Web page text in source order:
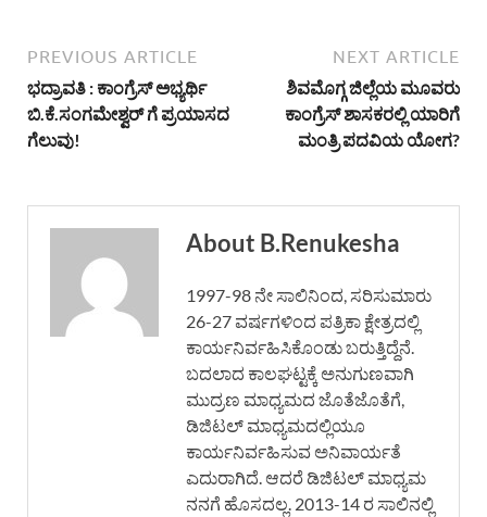
PREVIOUS ARTICLE
ಭದ್ರಾವತಿ : ಕಾಂಗ್ರೆಸ್ ಅಭ್ಯರ್ಥಿ
ಬಿ.ಕೆ.ಸಂಗಮೇಶ್ವರ್ ಗೆ ಪ್ರಯಾಸದ
ಗೆಲುವು!
NEXT ARTICLE
ಶಿವಮೊಗ್ಗ ಜಿಲ್ಲೆಯ ಮೂವರು
ಕಾಂಗ್ರೆಸ್ ಶಾಸಕರಲ್ಲಿ ಯಾರಿಗೆ
ಮಂತ್ರಿ ಪದವಿಯ ಯೋಗ?
About B.Renukesha
1997-98 ನೇ ಸಾಲಿನಿಂದ, ಸರಿಸುಮಾರು
26-27 ವರ್ಷಗಳಿಂದ ಪತ್ರಿಕಾ ಕ್ಷೇತ್ರದಲ್ಲಿ
ಕಾರ್ಯನಿರ್ವಹಿಸಿಕೊಂಡು ಬರುತ್ತಿದ್ದೆನೆ.
ಬದಲಾದ ಕಾಲಘಟ್ಟಕ್ಕೆ ಅನುಗುಣವಾಗಿ
ಮುದ್ರಣ ಮಾಧ್ಯಮದ ಜೊತೆಜೊತೆಗೆ,
ಡಿಜಿಟಲ್ ಮಾಧ್ಯಮದಲ್ಲಿಯೂ
ಕಾರ್ಯನಿರ್ವಹಿಸುವ ಅನಿವಾರ್ಯತೆ
ಎದುರಾಗಿದೆ. ಆದರೆ ಡಿಜಿಟಲ್ ಮಾಧ್ಯಮ
ನನಗೆ ಹೊಸದಲ್ಲ. 2013-14 ರ ಸಾಲಿನಲ್ಲಿ